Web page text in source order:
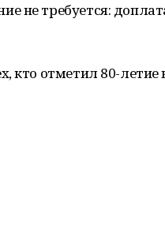
не требуется:
кто отметил 80-летие